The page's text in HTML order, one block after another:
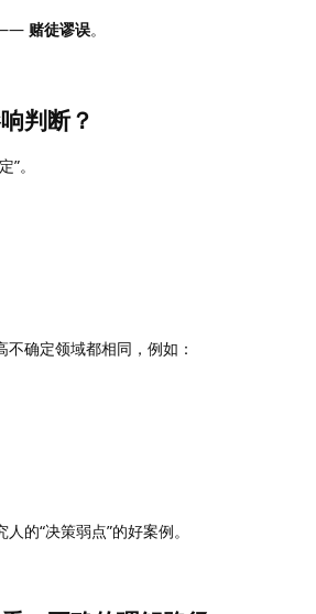
—— 赌徒谬误。
判断？
。
确定领域都相同，例如：
的“决策弱点”的好案例。